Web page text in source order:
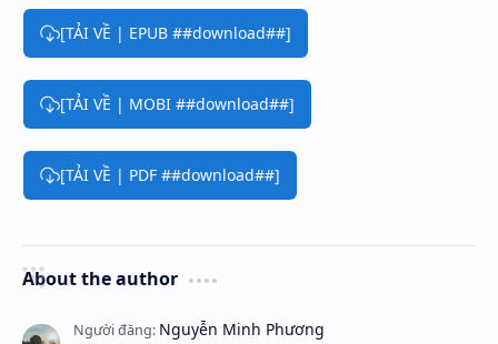
[TẢI VỀ | EPUB ##download##]
[TẢI VỀ | MOBI ##download##]
[TẢI VỀ | PDF ##download##]
About the author